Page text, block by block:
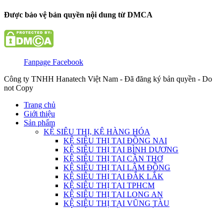
Được bảo vệ bản quyền nội dung từ DMCA
Fanpage Facebook
Công ty TNHH Hanatech Việt Nam - Đã đăng ký bản quyền - Do
not Copy
Trang chủ
Giới thiệu
Sản phẩm
KỆ SIÊU THỊ, KỆ HÀNG HÓA
KỆ SIÊU THỊ TẠI ĐỒNG NAI
KỆ SIÊU THỊ TẠI BÌNH DƯƠNG
KỆ SIÊU THỊ TẠI CẦN THƠ
KỆ SIÊU THỊ TẠI LÂM ĐỒNG
KỆ SIÊU THỊ TẠI ĐẮK LẮK
KỆ SIÊU THỊ TẠI TPHCM
KỆ SIÊU THỊ TẠI LONG AN
KỆ SIÊU THỊ TẠI VŨNG TÀU